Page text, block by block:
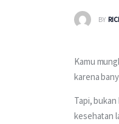
BY
Kamu
karena
Tapi,
kesehatan